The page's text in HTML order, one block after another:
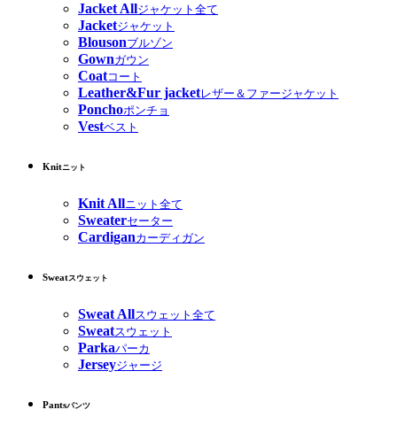
Jacket Allジャケット全て
Jacketジャケット
Blousonブルゾン
Gownガウン
Coatコート
Leather&Fur jacketレザー＆ファージャケット
Ponchoポンチョ
Vestベスト
Knitニット
Knit Allニット全て
Sweaterセーター
Cardiganカーディガン
Sweatスウェット
Sweat Allスウェット全て
Sweatスウェット
Parkaパーカ
Jerseyジャージ
Pantsパンツ